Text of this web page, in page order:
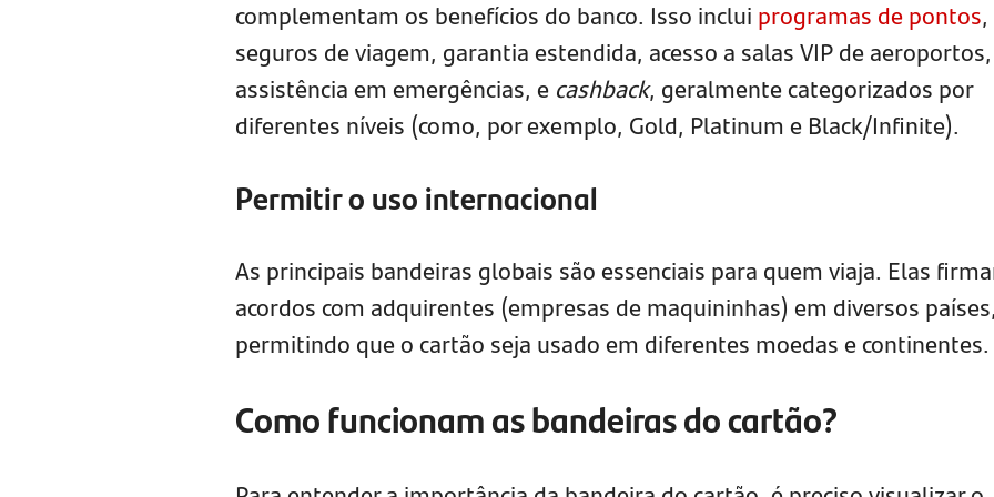
complementam os benefícios do banco. Isso inclui programas de pontos,
seguros de viagem, garantia estendida, acesso a salas VIP de aeroportos,
assistência em emergências, e cashback, geralmente categorizados por
diferentes níveis (como, por exemplo, Gold, Platinum e Black/Infinite).
Permitir o uso internacional
As principais bandeiras globais são essenciais para quem viaja. Elas
acordos com adquirentes (empresas de maquininhas) em diversos
permitindo que o cartão seja usado em diferentes moedas e continentes.
Como funcionam as bandeiras do cartão?